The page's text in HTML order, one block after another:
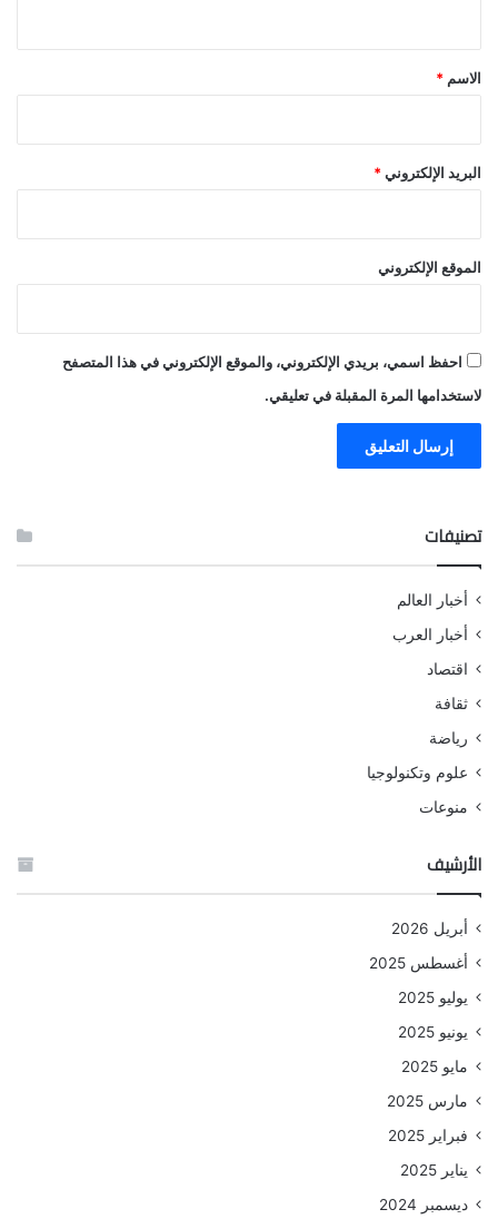
*
الاسم *
البريد الإلكتروني *
الموقع الإلكتروني
احفظ اسمي، بريدي الإلكتروني، والموقع الإلكتروني في هذا المتصفح
لاستخدامها المرة المقبلة في تعليقي.
تصنيفات
أخبار العالم
أخبار العرب
اقتصاد
ثقافة
رياضة
علوم وتكنولوجيا
منوعات
الأرشيف
أبريل 2026
أغسطس 2025
يوليو 2025
يونيو 2025
مايو 2025
مارس 2025
فبراير 2025
يناير 2025
ديسمبر 2024